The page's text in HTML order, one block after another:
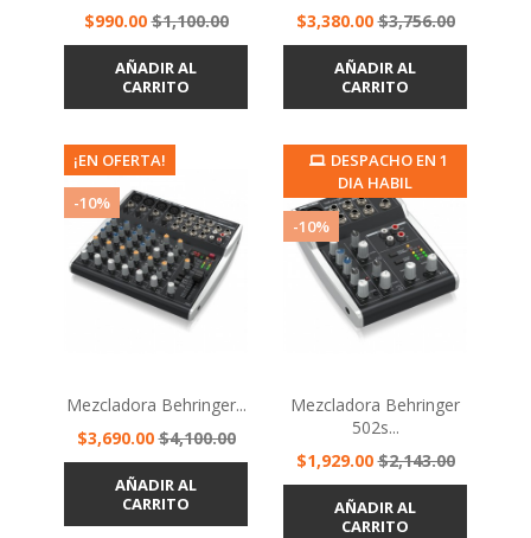
Precio
$990.00Precio
base
$1,100.00
AÑADIR AL
CARRITO
Precio
$3,380.00Precio
base
$3,756.00
AÑADIR AL
CARRITO
¡EN OFERTA!
-10%
Mezcladora Behringer...
Precio
$3,690.00Precio
base
$4,100.00
AÑADIR AL
CARRITO
DESPACHO EN 1
DIA HABIL
¡EN OFERTA!
-10%
Mezcladora Behringer
502s...
Precio
$1,929.00Precio
base
$2,143.00
AÑADIR AL
CARRITO